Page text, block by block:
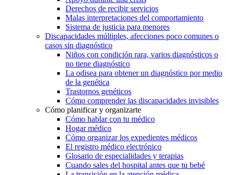
Derechos de recibir servicios
Malas interpretaciones del comportamiento
Sistema de justicia para menores
Discapacidades múltiples, afecciones poco comunes o
casos sin diagnóstico
Niños con condición rara, varios diagnósticos o
no tiene diagnóstico
La odisea para obtener un diagnóstico por medio
de la genética
Trastornos genéticos
Cómo comprender las discapacidades invisibles
Cómo planificar y organizarte
Cómo hablar con tu médico
Hogar médico
Cómo organizar los expedientes médicos
El registro médico electrónico
Glosario de especialidades y terapias
Cuando sales del hospital antes que tu bebé